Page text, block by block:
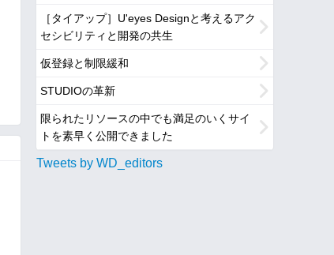
［タイアップ］U'eyes Designと考えるアク
セシビリティと開発の共生
仮登録と制限緩和
STUDIOの革新
限られたリソースの中でも満足のいくサイ
トを素早く公開できました
Tweets by WD_editors